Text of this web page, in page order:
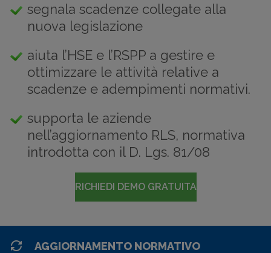
segnala scadenze collegate alla
nuova legislazione
aiuta l’HSE e l’RSPP a gestire e
ottimizzare le attività relative a
scadenze e adempimenti normativi.
supporta le aziende
nell’aggiornamento RLS, normativa
introdotta con il D. Lgs. 81/08
RICHIEDI DEMO GRATUITA
AGGIORNAMENTO NORMATIVO